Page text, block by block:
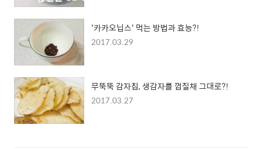
'카카오닙스' 먹는 방법과 효능?!
2017.03.29
무뚝뚝 감자칩, 생감자를 껍질채 그대로?!
2017.03.27